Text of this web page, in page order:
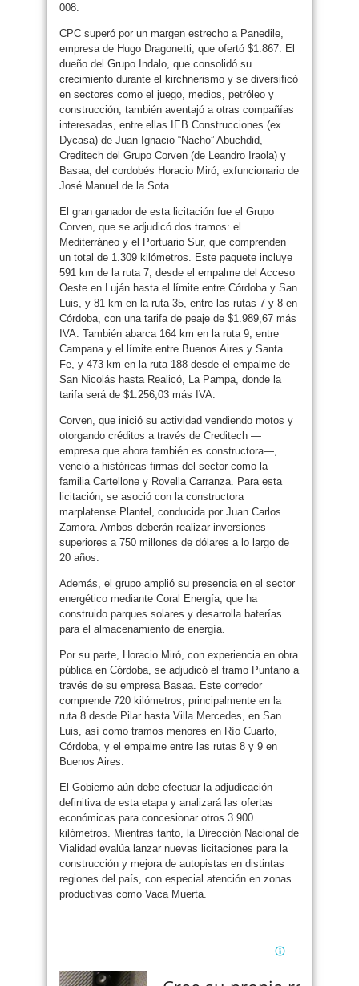
008.
CPC superó por un margen estrecho a Panedile,
empresa de Hugo Dragonetti, que ofertó $1.867. El
dueño del Grupo Indalo, que consolidó su
crecimiento durante el kirchnerismo y se diversificó
en sectores como el juego, medios, petróleo y
construcción, también aventajó a otras compañías
interesadas, entre ellas IEB Construcciones (ex
Dycasa) de Juan Ignacio “Nacho” Abuchdid,
Creditech del Grupo Corven (de Leandro Iraola) y
Basaa, del cordobés Horacio Miró, exfuncionario de
José Manuel de la Sota.
El gran ganador de esta licitación fue el Grupo
Corven, que se adjudicó dos tramos: el
Mediterráneo y el Portuario Sur, que comprenden
un total de 1.309 kilómetros. Este paquete incluye
591 km de la ruta 7, desde el empalme del Acceso
Oeste en Luján hasta el límite entre Córdoba y San
Luis, y 81 km en la ruta 35, entre las rutas 7 y 8 en
Córdoba, con una tarifa de peaje de $1.989,67 más
IVA. También abarca 164 km en la ruta 9, entre
Campana y el límite entre Buenos Aires y Santa
Fe, y 473 km en la ruta 188 desde el empalme de
San Nicolás hasta Realicó, La Pampa, donde la
tarifa será de $1.256,03 más IVA.
Corven, que inició su actividad vendiendo motos y
otorgando créditos a través de Creditech —
empresa que ahora también es constructora—,
venció a históricas firmas del sector como la
familia Cartellone y Rovella Carranza. Para esta
licitación, se asoció con la constructora
marplatense Plantel, conducida por Juan Carlos
Zamora. Ambos deberán realizar inversiones
superiores a 750 millones de dólares a lo largo de
20 años.
Además, el grupo amplió su presencia en el sector
energético mediante Coral Energía, que ha
construido parques solares y desarrolla baterías
para el almacenamiento de energía.
Por su parte, Horacio Miró, con experiencia en obra
pública en Córdoba, se adjudicó el tramo Puntano a
través de su empresa Basaa. Este corredor
comprende 720 kilómetros, principalmente en la
ruta 8 desde Pilar hasta Villa Mercedes, en San
Luis, así como tramos menores en Río Cuarto,
Córdoba, y el empalme entre las rutas 8 y 9 en
Buenos Aires.
El Gobierno aún debe efectuar la adjudicación
definitiva de esta etapa y analizará las ofertas
económicas para concesionar otros 3.900
kilómetros. Mientras tanto, la Dirección Nacional de
Vialidad evalúa lanzar nuevas licitaciones para la
construcción y mejora de autopistas en distintas
regiones del país, con especial atención en zonas
productivas como Vaca Muerta.